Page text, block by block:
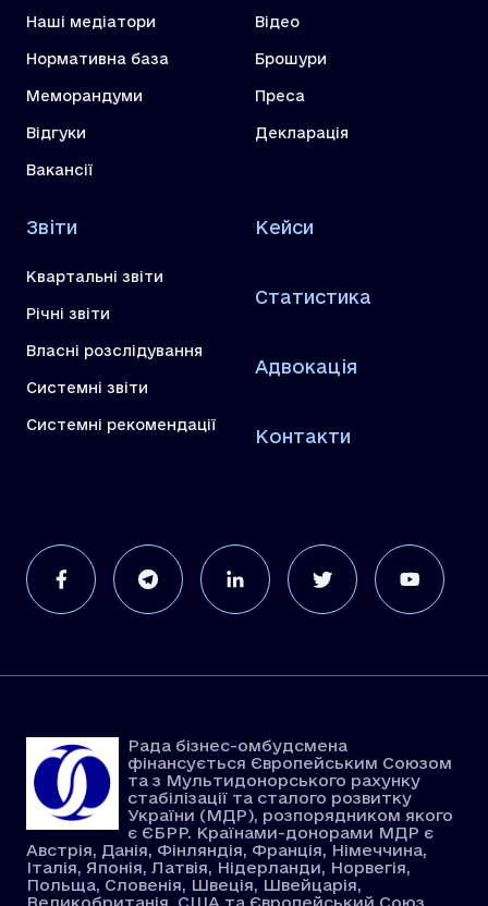
Наші медіатори
Нормативна база
Меморандуми
Відгуки
Вакансії
Відео
Брошури
Преса
Декларація
Звіти
Квартальні звіти
Річні звіти
Власні розслідування
Системні звіти
Системні рекомендації
Кейси
Статистика
Адвокація
Контакти
Рада бізнес-омбудсмена
фінансується Європейським Союзом
та з Мультидонорського рахунку
стабілізації та сталого розвитку
України (МДР), розпорядником якого
є ЄБРР. Країнами-донорами МДР є
Австрія, Данія, Фінляндія, Франція, Німеччина,
Італія, Японія, Латвія, Нідерланди, Норвегія,
Польща, Словенія, Швеція, Швейцарія,
Великобританія, США та Європейський Союз.